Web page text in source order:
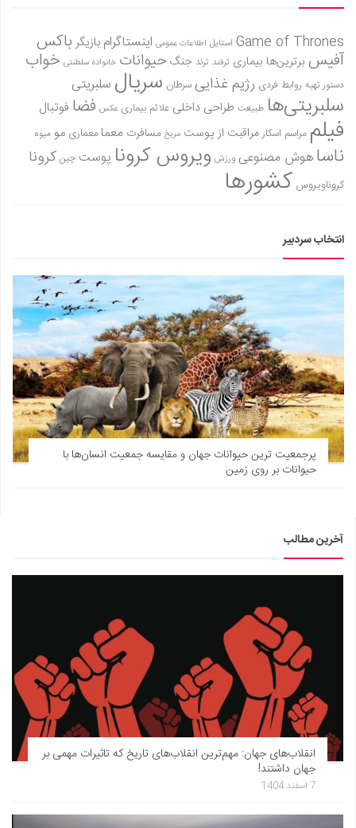
Game of Thrones استایل اطلاعات عمومی اینستاگرام بازیگر باکس
آفیس برترین‌ها بیماری ترفند ترند جنگ حیوانات خانواده سلطنتی خواب
دستور تهیه روابط فردی رژیم غذاییسرطان سریال سلبریتی
سلبریتی‌ها طبیعت طراحی داخلی علائم بیماری عکس فضا فوتبال
فیلم مراسم اسکارمراقبت از پوست مریخ مسافرت معمامعماری مو میوه
ناساهوش مصنوعی ورزش ویروس کرونا پوست چین کرونا
کروناویروس کشورها
انتخاب سردبیر
پرجمعیت ترین حیوانات جهان و مقایسه جمعیت انسان‌ها با
حیوانات بر روی زمین
آخرین مطالب
انقلاب‌های جهان: مهم‌ترین انقلاب‌های تاریخ که تاثیرات مهمی بر
جهان داشتند!
7 اسفند 1404